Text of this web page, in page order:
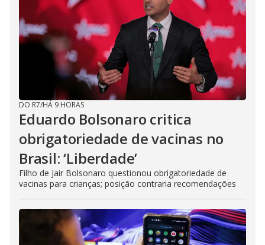
DO R7/HÁ 9 HORAS
Eduardo Bolsonaro critica
obrigatoriedade de vacinas no
Brasil: ‘Liberdade’
Filho de Jair Bolsonaro questionou obrigatoriedade de
vacinas para crianças; posição contraria recomendações